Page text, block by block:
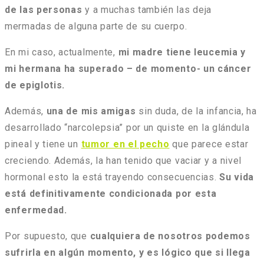
de las personas y a muchas también las deja
mermadas de alguna parte de su cuerpo.
En mi caso, actualmente, mi madre tiene leucemia y
mi hermana ha superado – de momento- un cáncer
de epiglotis.
Además, una de mis amigas sin duda, de la infancia, ha
desarrollado “narcolepsia” por un quiste en la glándula
pineal y tiene un tumor en el pecho que parece estar
creciendo. Además, la han tenido que vaciar y a nivel
hormonal esto la está trayendo consecuencias.Su vida
está definitivamente condicionada por esta
enfermedad.
Por supuesto, que cualquiera de nosotros podemos
sufrirla en algún momento, y es lógico que si llega